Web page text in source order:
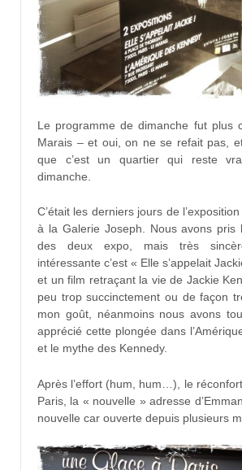
Le programme de dimanche fut plus
Marais – et oui, on ne se refait pas,
que c’est un quartier qui reste
dimanche.
C’était les derniers jours de
à la Galerie Joseph. Nous avons pris
des deux expo, mais très
intéressante c’est « Elle s’appelait
et un film retraçant la vie de Jackie
peu trop succinctement ou de façon
mon goût, néanmoins nous avons
apprécié cette plongée dans
et le mythe des Kennedy.
Après l’effort (hum, hum…), le
Paris, la « nouvelle » adresse
nouvelle car ouverte depuis plusieurs